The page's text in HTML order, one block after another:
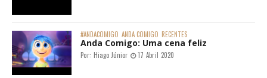
#ANDACOMIGO ANDA COMIGO RECENTES
Anda Comigo: Uma cena feliz
Por: Hiago Júnior 17 Abril 2020